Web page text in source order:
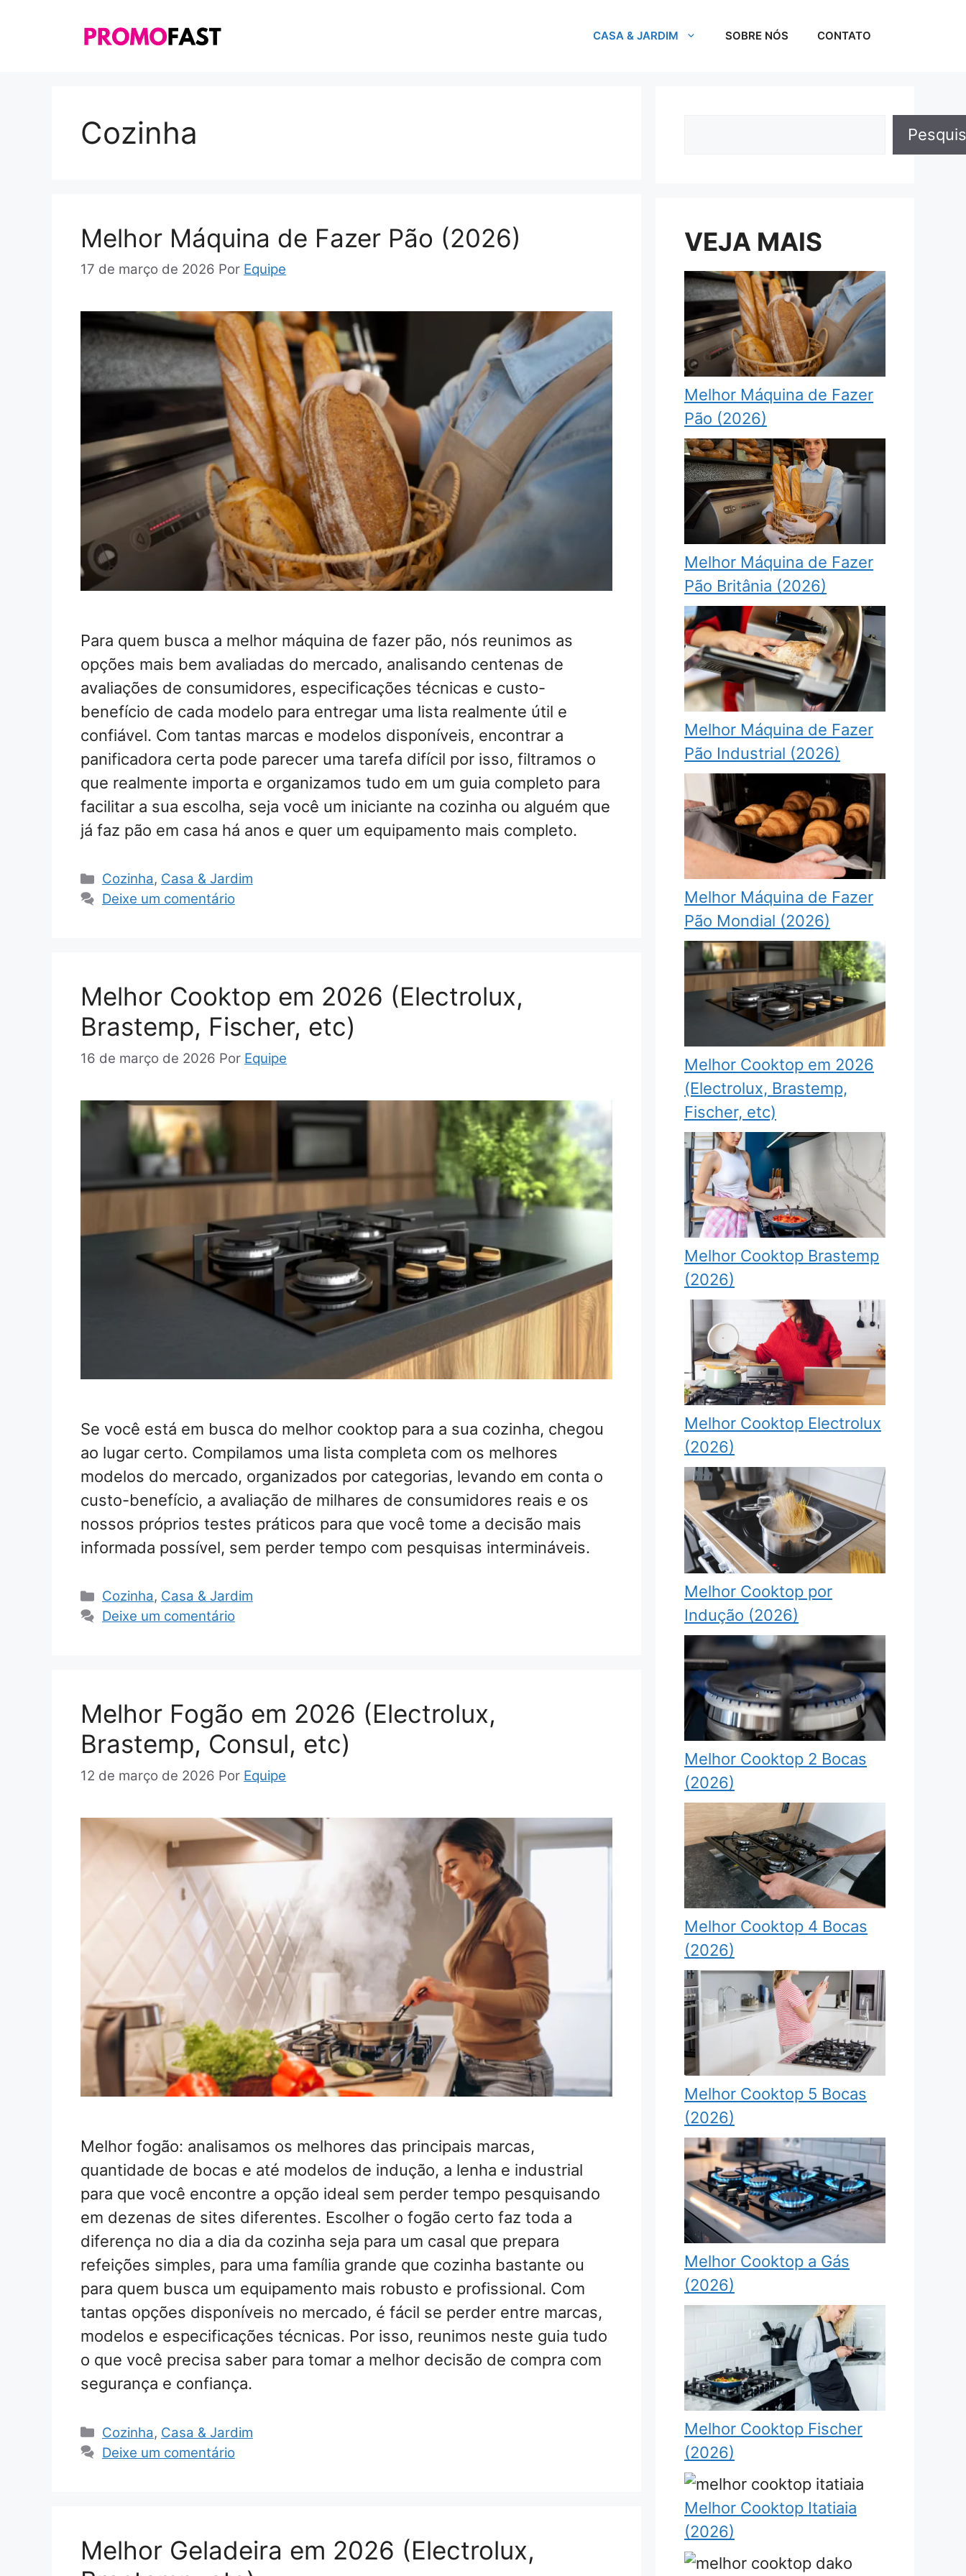
CASA & JARDIM SOBRE NÓS CONTATO
Cozinha
Melhor Máquina de Fazer Pão (2026)
17 de março de 2026 Por Equipe
Para quem busca a melhor máquina de fazer pão, nós reunimos as
opções mais bem avaliadas do mercado, analisando centenas de
avaliações de consumidores, especificações técnicas e custo-
benefício de cada modelo para entregar uma lista realmente útil e
confiável. Com tantas marcas e modelos disponíveis, encontrar a
panificadora certa pode parecer uma tarefa difícil por isso, filtramos o
que realmente importa e organizamos tudo em um guia completo para
facilitar a sua escolha, seja você um iniciante na cozinha ou alguém que
já faz pão em casa há anos e quer um equipamento mais completo.
Categorias
Cozinha, Casa & Jardim
Deixe um comentário
Melhor Cooktop em 2026 (Electrolux,
Brastemp, Fischer, etc)
16 de março de 2026 Por Equipe
Se você está em busca do melhor cooktop para a sua cozinha, chegou
ao lugar certo. Compilamos uma lista completa com os melhores
modelos do mercado, organizados por categorias, levando em conta o
custo-benefício, a avaliação de milhares de consumidores reais e os
nossos próprios testes práticos para que você tome a decisão mais
informada possível, sem perder tempo com pesquisas intermináveis.
Categorias
Cozinha, Casa & Jardim
Deixe um comentário
Melhor Fogão em 2026 (Electrolux,
Brastemp, Consul, etc)
12 de março de 2026 Por Equipe
Melhor fogão: analisamos os melhores das principais marcas,
quantidade de bocas e até modelos de indução, a lenha e industrial
para que você encontre a opção ideal sem perder tempo pesquisando
em dezenas de sites diferentes. Escolher o fogão certo faz toda a
diferença no dia a dia da cozinha seja para um casal que prepara
refeições simples, para uma família grande que cozinha bastante ou
para quem busca um equipamento mais robusto e profissional. Com
tantas opções disponíveis no mercado, é fácil se perder entre marcas,
modelos e especificações técnicas. Por isso, reunimos neste guia tudo
o que você precisa saber para tomar a melhor decisão de compra com
segurança e confiança.
Categorias
Cozinha, Casa & Jardim
Deixe um comentário
Melhor Geladeira em 2026 (Electrolux,
VEJA MAIS
Melhor Máquina de Fazer
Pão (2026)
Melhor Máquina de Fazer
Pão Britânia (2026)
Melhor Máquina de Fazer
Pão Industrial (2026)
Melhor Máquina de Fazer
Pão Mondial (2026)
Melhor Cooktop em 2026
(Electrolux, Brastemp,
Fischer, etc)
Melhor Cooktop Brastemp
(2026)
Melhor Cooktop Electrolux
(2026)
Melhor Cooktop por
Indução (2026)
Melhor Cooktop 2 Bocas
(2026)
Melhor Cooktop 4 Bocas
(2026)
Melhor Cooktop 5 Bocas
(2026)
Melhor Cooktop a Gás
(2026)
Melhor Cooktop Fischer
(2026)
Melhor Cooktop Itatiaia
(2026)